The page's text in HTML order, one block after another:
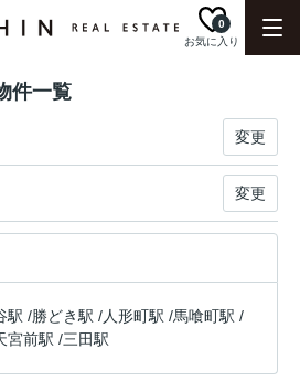
お気に入り
0
件一覧
変更
変更
駅 /勝どき駅 /人形町駅 /馬喰町駅 /
宮前駅 /三田駅